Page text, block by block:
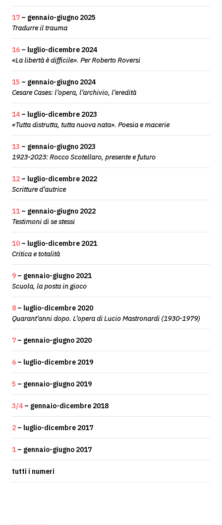
17 – gennaio-giugno 2025
Tradurre il trauma
16 – luglio-dicembre 2024
«La libertà è difficile». Per Roberto Roversi
15 – gennaio-giugno 2024
Cesare Cases: l’opera, l’archivio, l’eredità
14 – luglio-dicembre 2023
«Tutta distrutta, tutta nuova nata». Poesia e macerie
13 – gennaio-giugno 2023
1923-2023: Rocco Scotellaro, presente e futuro
12 – luglio-dicembre 2022
Scritture d’autrice
11 – gennaio-giugno 2022
Testimoni di se stessi
10 – luglio-dicembre 2021
Critica e totalità
9 – gennaio-giugno 2021
Scuola, la posta in gioco
8 – luglio-dicembre 2020
Quarant’anni dopo. L’opera di Lucio Mastronardi (1930-1979)
7 – gennaio-giugno 2020
6 – luglio-dicembre 2019
5 – gennaio-giugno 2019
3/4 – gennaio-dicembre 2018
2 – luglio-dicembre 2017
1 – gennaio-giugno 2017
tutti i numeri